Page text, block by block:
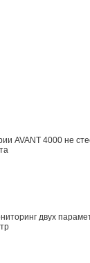
AVANT 4000 не
двух